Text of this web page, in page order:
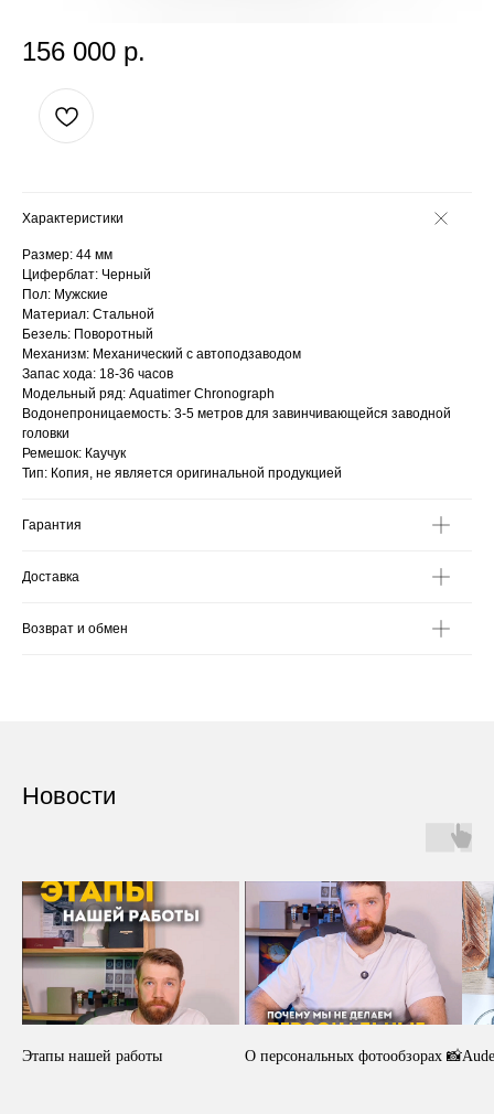
156 000 р.
Характеристики
Размер: 44 мм
Циферблат: Черный
Пол: Мужские
Материал: Стальной
Безель: Поворотный
Механизм: Механический с автоподзаводом
Запас хода: 18-36 часов
Модельный ряд: Aquatimer Chronograph
Водонепроницаемость: 3-5 метров для завинчивающейся заводной
головки
Ремешок: Каучук
Тип: Копия, не является оригинальной продукцией
Гарантия
Доставка
Возврат и обмен
Новости
Этапы нашей работы О персональных фотообзорах 📸